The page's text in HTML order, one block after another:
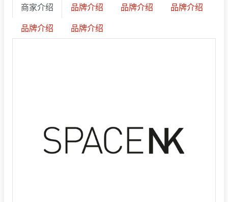
商家介绍 品牌介绍 品牌介绍
品牌介绍
品牌介绍
品牌介绍